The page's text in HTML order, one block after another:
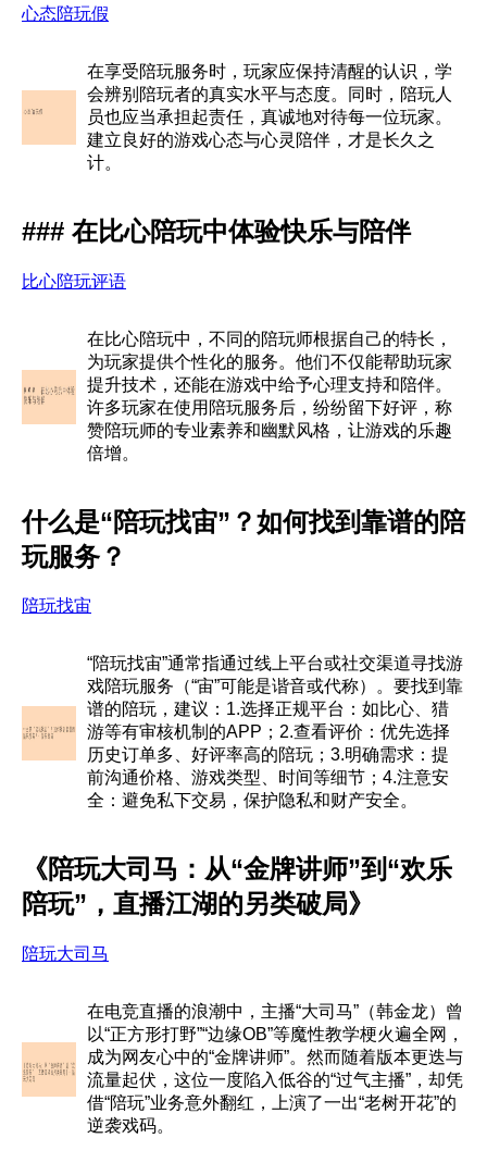
心态陪玩假
在享受陪玩服务时，玩家应保持清醒的认识，学
会辨别陪玩者的真实水平与态度。同时，陪玩人
员也应当承担起责任，真诚地对待每一位玩家。
建立良好的游戏心态与心灵陪伴，才是长久之
计。
### 在比心陪玩中体验快乐与陪伴
比心陪玩评语
在比心陪玩中，不同的陪玩师根据自己的特长，
为玩家提供个性化的服务。他们不仅能帮助玩家
提升技术，还能在游戏中给予心理支持和陪伴。
许多玩家在使用陪玩服务后，纷纷留下好评，称
赞陪玩师的专业素养和幽默风格，让游戏的乐趣
倍增。
什么是“陪玩找宙”？如何找到靠谱的陪
玩服务？
陪玩找宙
“陪玩找宙”通常指通过线上平台或社交渠道寻找游
戏陪玩服务（“宙”可能是谐音或代称）。要找到靠
谱的陪玩，建议：1.选择正规平台：如比心、猎
游等有审核机制的APP；2.查看评价：优先选择
历史订单多、好评率高的陪玩；3.明确需求：提
前沟通价格、游戏类型、时间等细节；4.注意安
全：避免私下交易，保护隐私和财产安全。
《陪玩大司马：从“金牌讲师”到“欢乐
陪玩”，直播江湖的另类破局》
陪玩大司马
在电竞直播的浪潮中，主播“大司马”（韩金龙）曾
以“正方形打野”“边缘OB”等魔性教学梗火遍全网，
成为网友心中的“金牌讲师”。然而随着版本更迭与
流量起伏，这位一度陷入低谷的“过气主播”，却凭
借“陪玩”业务意外翻红，上演了一出“老树开花”的
逆袭戏码。